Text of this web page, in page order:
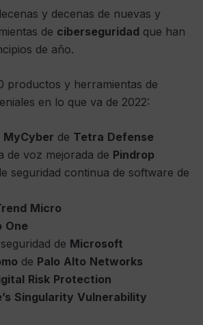
y decenas de nuevas y
de ciberseguridad que han
de año.
productos y herramientas de
en lo que va de 2022:
MyCyber de Tetra Defense
de voz mejorada de Pindrop
seguridad continua de software de
Micro
One
de Microsoft
de Palo Alto Networks
Risk Protection
Singularity Vulnerability